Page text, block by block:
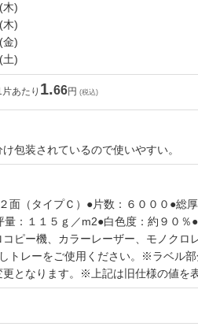
(木)
(木)
(金)
(土)
片あたり 1.66円 (税込)
包装されているので使いやすい。
面（タイプＣ）●片数：６０００●総
量：１１５ｇ／m2●白色度：約９０％
ピー機、カラーレーザー、モノクロ
トレーをご使用ください。※ラベル部
となります。※上記は旧仕様の値を